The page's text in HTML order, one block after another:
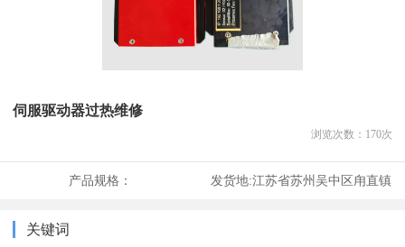
伺服驱动器过热维修
浏览次数： 170次
产品规格： 发货地:江苏省苏州吴中区甪直镇
关键词